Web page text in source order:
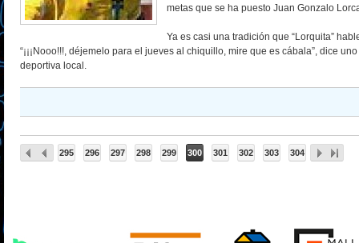
metas que se ha puesto Juan Gonzalo
Ya es casi una tradición que “Lorquita”
“¡¡¡Nooo!!!, déjemelo para el jueves al chiquillo, mire que es cábala”, dice
deportiva local.
295 296 297 298 299 300 301 302 303 304